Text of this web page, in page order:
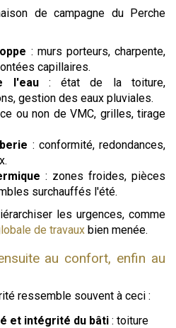
de campagne du Perche
: murs porteurs, charpente,
capillaires.
l'eau: état de la toiture,
gestion des eaux pluviales.
ou non de VMC, grilles, tirage
: conformité, redondances,
: zones froides, pièces
surchauffés l'été.
les urgences, comme
de travaux bien menée.
au confort, enfin au
ressemble souvent à ceci :
et intégrité du bâti : toiture